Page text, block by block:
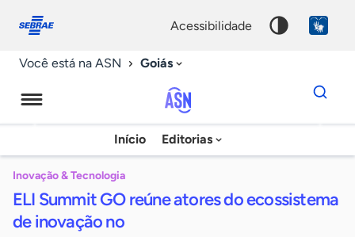
conosco
acessibilidade
Você está na ASN Goiás
Agência
Sebrae
Notícias
Início Editorias
Dados
para
chave
Inovação & Tecnologia
ELI Summit GO reúne atores do ecossistema
de inovação no